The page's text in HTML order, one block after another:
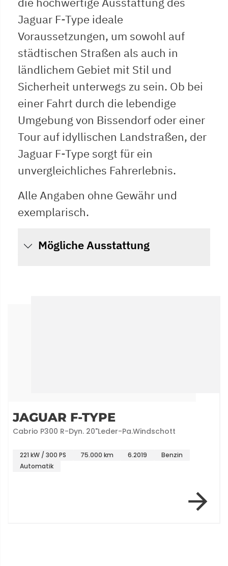
Jaguar F-Type ideale
Voraussetzungen, um sowohl auf
städtischen Straßen als auch in
ländlichem Gebiet mit Stil und
Sicherheit unterwegs zu sein. Ob bei
einer Fahrt durch die lebendige
Umgebung von Bissendorf oder einer
Tour auf idyllischen Landstraßen, der
Jaguar F-Type sorgt für ein
unvergleichliches Fahrerlebnis.
Alle Angaben ohne Gewähr und
exemplarisch.
Mögliche Ausstattung
JAGUAR F-TYPE
Cabrio P300 R-Dyn. 20"Leder-Pa.Windschott
221 kW / 300 PS 75.000 km 6.2019
Benzin
Automatik